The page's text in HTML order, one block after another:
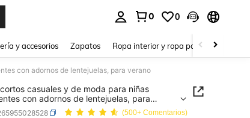
0 0
y accesorios Zapatos Ropa interior y ropa para dormir
con adornos de lentejuelas, para verano
casuales y de moda para niñas
con adornos de lentejuelas, para
(500+ Comentarios)